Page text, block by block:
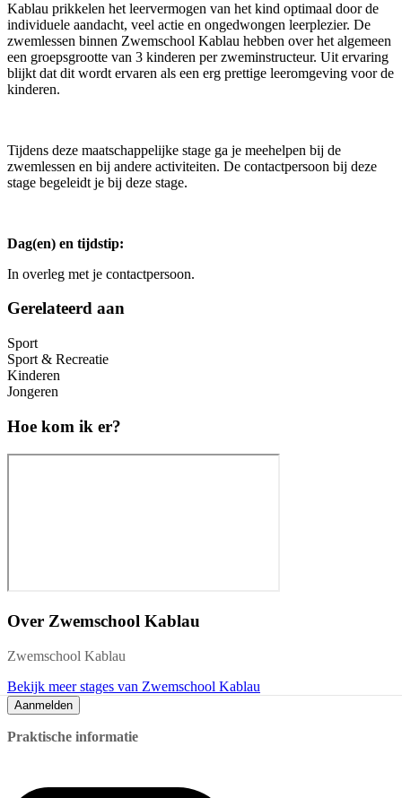
Kablau prikkelen het leervermogen van het kind optimaal door de
individuele aandacht, veel actie en ongedwongen leerplezier. De
zwemlessen binnen Zwemschool Kablau hebben over het algemeen
een groepsgrootte van 3 kinderen per zweminstructeur. Uit ervaring
blijkt dat dit wordt ervaren als een erg prettige leeromgeving voor de
kinderen.
Tijdens deze maatschappelijke stage ga je meehelpen bij de
zwemlessen en bij andere activiteiten. De contactpersoon bij deze
stage begeleidt je bij deze stage.
Dag(en) en tijdstip:
In overleg met je contactpersoon.
Gerelateerd aan
Sport
Sport & Recreatie
Kinderen
Jongeren
Hoe kom ik er?
Over Zwemschool Kablau
Zwemschool Kablau
Bekijk meer stages van Zwemschool Kablau
Aanmelden
Praktische informatie